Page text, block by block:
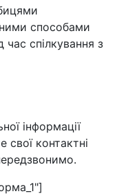
способами
спілкування з
інформації
контактні